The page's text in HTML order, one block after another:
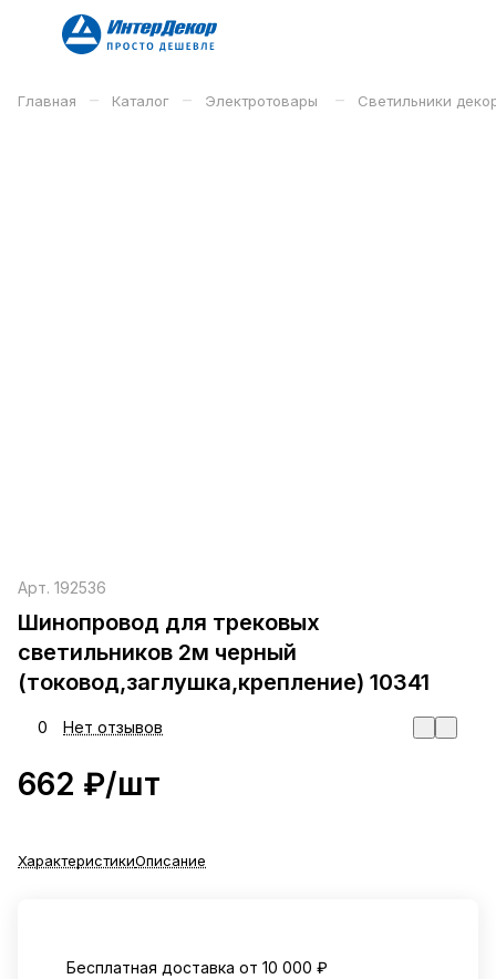
Главная – Каталог – Электротовары – Светильники
Арт. 192536
Шинопровод для трековых
светильников 2м черный
(токовод,заглушка,крепление) 10341
0 Нет отзывов
662 ₽/шт
ХарактеристикиОписание
Бесплатная доставка от 10 000 ₽